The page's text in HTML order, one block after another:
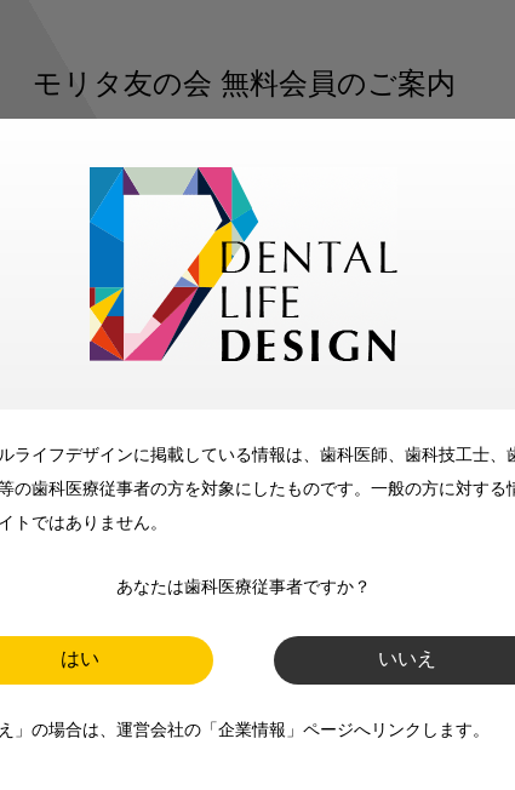
ライフデザインに掲載している情報は、歯科医師、歯科技工士、
の歯科医療従事者の方を対象にしたものです。一般の方に対する
トではありません。
あなたは歯科医療従事者ですか？
はい いいえ
え」の場合は、運営会社の「企業情報」ページへリンクします。
モリタ友の会 無料会員のご案内
くと、デンタルライフデザインをもっと便利にご利用い
メリット
メールマガジンでお届け
師、歯科衛生士、歯科技工士）に
お届けします。